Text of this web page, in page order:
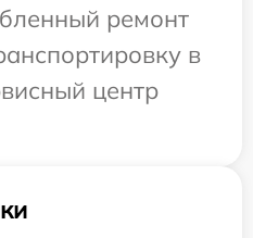
ремонт
в
центр